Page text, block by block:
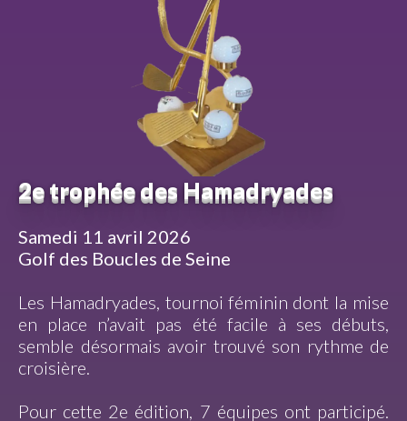
2e trophée des Hamadryades
Samedi 11 avril 2026
Golf des Boucles de Seine
Les Hamadryades, tournoi féminin dont la mise
en place n’avait pas été facile à ses débuts,
semble désormais avoir trouvé son rythme de
croisière.
Pour cette 2e édition, 7 équipes ont participé.